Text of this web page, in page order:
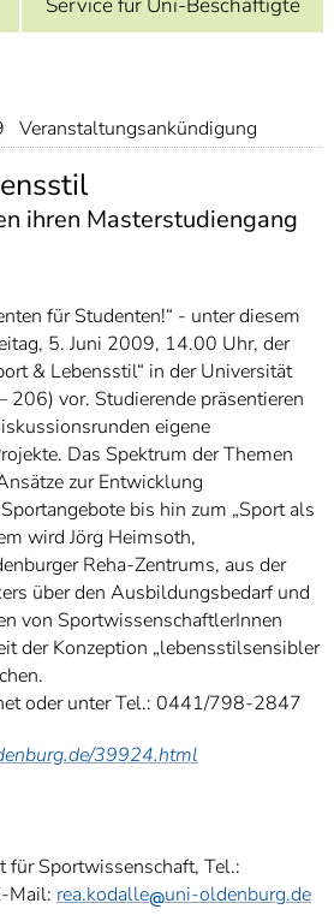
zur
ihren Masterstudiengang
für Studenten!“ - unter diesem
5. Juni 2009, 14.00 Uhr, der
& Lebensstil“ in der Universität
206) vor. Studierende präsentieren
eigene
Das Spektrum der Themen
zur Entwicklung
bis hin zum „Sport als
wird Jörg Heimsoth,
Reha-Zentrums, aus der
über den Ausbildungsbedarf und
von SportwissenschaftlerInnen
der Konzeption „lebensstilsensibler
oder unter Tel.: 0441/798-2847
39924.html
für Sportwissenschaft, Tel.:
Mail: rea.kodalle uni-oldenburg.de